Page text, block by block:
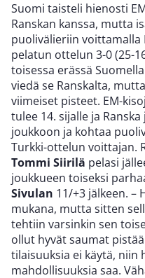
Suomi taisteli hienosti
Ranskan kanssa, mutta
puolivälieriin voittamalla
pelatun ottelun 3-0 (25-
toisessa erässä
viedä se Ranskalta,
viimeiset pisteet. EM-
tulee 14. sijalle ja
joukkoon ja kohtaa
Turkki-ottelun voittajan.
Tommi Siirilä pelasi
joukkueen toiseksi
Sivulan 11/+3 jälkeen. –
mukana, mutta sitten
tehtiin varsinkin sen
ollut hyvät saumat
tilaisuuksia ei käytä, niin
mahdollisuuksia saa.